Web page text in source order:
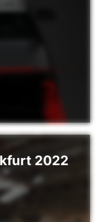
2022